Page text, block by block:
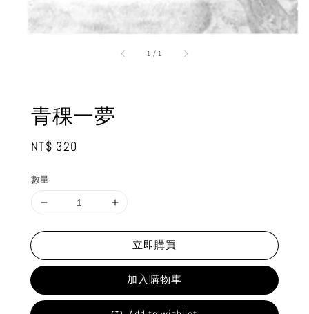
1 / 1
青稞一夢
Regular
NT$ 320
數量
立即購買
加入購物車